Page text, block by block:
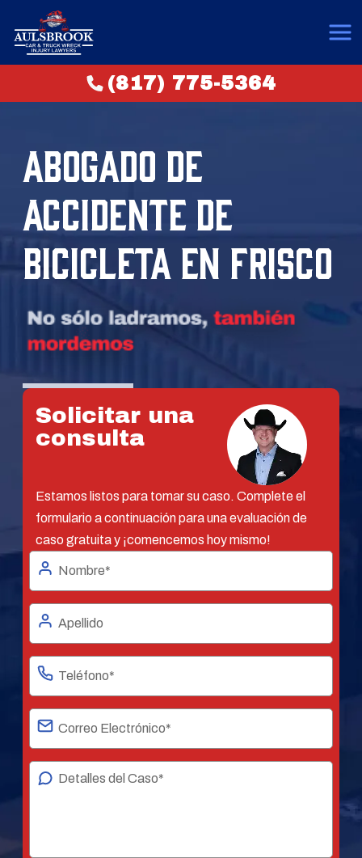
(817) 775-5364
ABOGADO DE
ACCIDENTE DE
BICICLETA EN FRISCO
Solicitar una
consulta
Estamos listos para tomar su caso. Complete el
formulario a continuación para una evaluación de
caso gratuita y ¡comencemos hoy mismo!